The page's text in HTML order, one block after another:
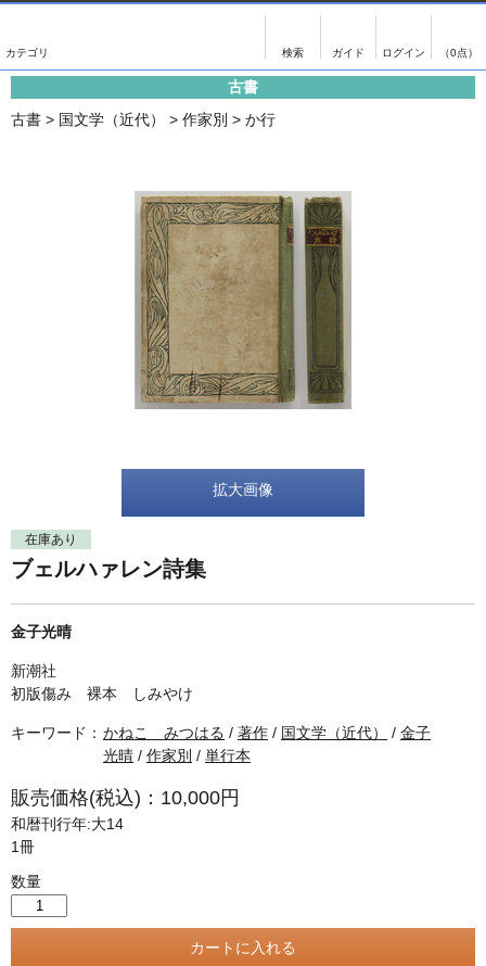
（0点）
影印資料
単行本◆美術
Ｗｅｂ版
美本なし
書誌学・目録
画像がある商品のみ検索
古書
古書 > 国文学（近代） > 作家別 > か行
拡大画像
在庫あり
ブェルハァレン詩集
金子光晴
新潮社
初版傷み 裸本 しみやけ
キーワード： かねこ みつはる / 著作 / 国文学（近代） / 金子
光晴 / 作家別 / 単行本
販売価格(税込)：10,000円
和暦刊行年:大14
1冊
数量